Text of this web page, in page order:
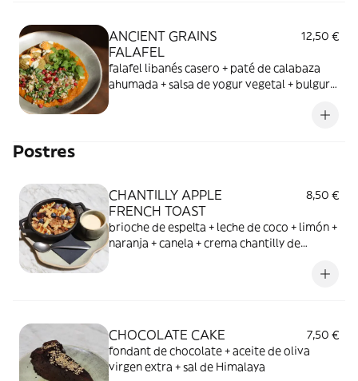
ANCIENT GRAINS
FALAFEL
12,50 €
falafel libanés casero + paté de calabaza
ahumada + salsa de yogur vegetal + bulgur +
Postres
CHANTILLY APPLE
FRENCH TOAST
8,50 €
brioche de espelta + leche de coco + limón +
naranja + canela + crema chantilly de
CHOCOLATE CAKE
7,50 €
fondant de chocolate + aceite de oliva
virgen extra + sal de Himalaya